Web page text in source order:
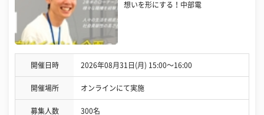
想いを形にする！中部電
開催日時 2026年08月31日(月) 15:00〜16:00
開催場所 オンラインにて実施
募集人数 300名